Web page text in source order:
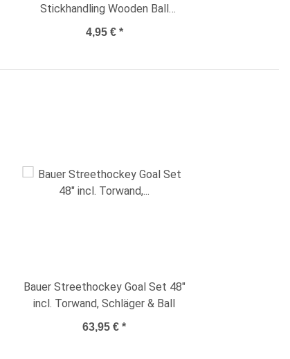
Stickhandling Wooden Ball
(Holzkugel)
4,95 € *
Bauer Streethockey Goal Set 48"
incl. Torwand, Schläger & Ball
63,95 € *